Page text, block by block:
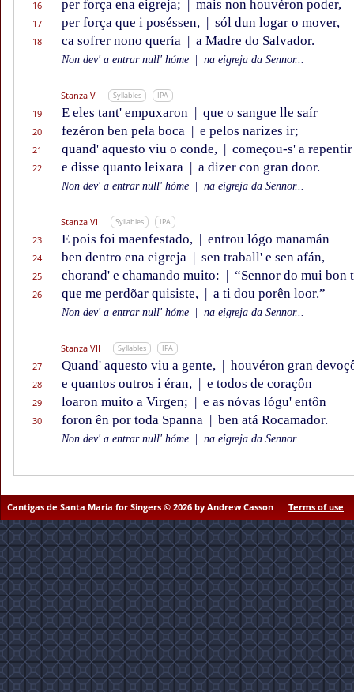
16 per força ena eigreja; | mais non houvéron poder,
17 per força que i poséssen, | sól dun logar o mover,
18 ca sofrer nono quería | a Madre do Salvador.
Non dev' a entrar null' hóme na eigreja da Sennor...
Stanza V Syllables IPA
19 E eles tant' empuxaron | que o sangue lle saír
20 fezéron ben pela boca | e pelos narizes ir;
21 quand' aquesto viu o conde, | começou-s' a repentir
22 e disse quanto leixara | a dizer con gran door.
Non dev' a entrar null' hóme na eigreja da Sennor...
Stanza VI Syllables IPA
23 E pois foi maenfestado, | entrou lógo manamán
24 ben dentro ena eigreja | sen traball' e sen afán,
25 chorand' e chamando muito: | “Sennor do mui bon
26 que me perdõar quisiste, | a ti dou porên loor.”
Non dev' a entrar null' hóme na eigreja da Sennor...
Stanza VII Syllables IPA
27 Quand' aquesto viu a gente, | houvéron gran
28 e quantos outros i éran, | e todos de coraçôn
29 loaron muito a Virgen; | e as nóvas lógu' entôn
30 foron ên por toda Spanna | ben atá Rocamador.
Non dev' a entrar null' hóme na eigreja da Sennor...
Cantigas de Santa Maria for Singers © 2026 by Andrew Casson Terms of use